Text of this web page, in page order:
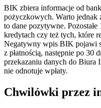
BIK zbiera informacje od
pożyczkowych. Warto jednak
to dane pozytywne.
kredytach czy też tych, które
Negatywny wpis BIK pojawi
z płatnością, następnie po
przekazaniu danych do Biura
nie odnotuje wpłaty.
Chwilówki przez